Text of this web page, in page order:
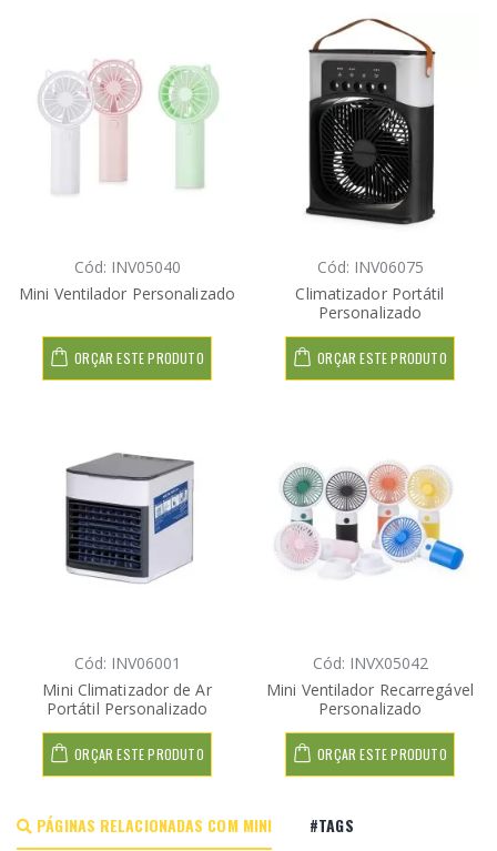
Cód: INV05040
Mini Ventilador Personalizado
ORÇAR ESTE PRODUTO
Cód: INV06075
Climatizador Portátil
Personalizado
ORÇAR ESTE PRODUTO
Cód: INV06001
Mini Climatizador de Ar
Portátil Personalizado
ORÇAR ESTE PRODUTO
Cód: INVX05042
Mini Ventilador Recarregável
Personalizado
ORÇAR ESTE PRODUTO
PÁGINAS RELACIONADAS COM MINI #TAGS